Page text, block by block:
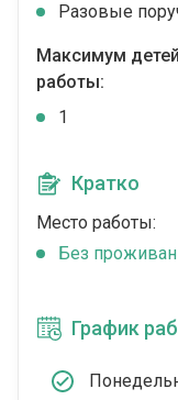
Разовые
Максимум
работы:
1
Кратко
Место работы:
Без
График